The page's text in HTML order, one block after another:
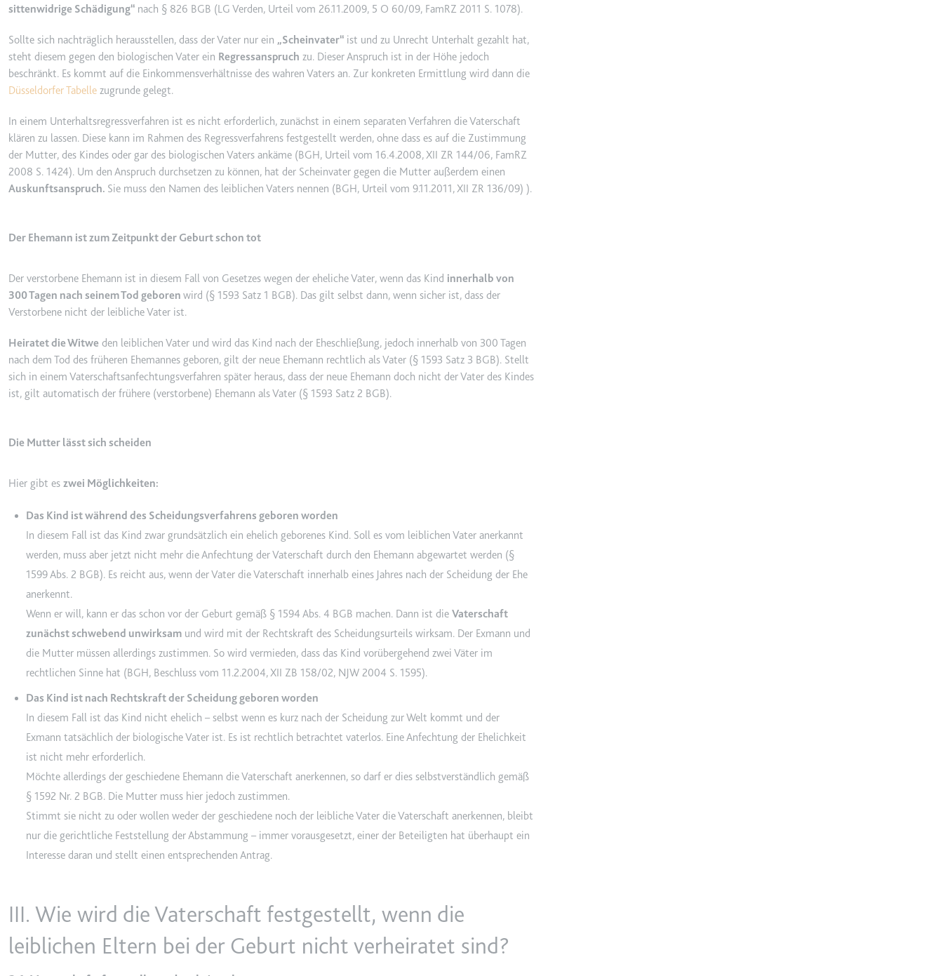
Anbieter:
youtube.com
Ablauf:
Sitzung
Typ:
HTTP-Cookie
LogsDatabaseV2:V#||LogsRequestsStore
Anbieter:
youtube.com
Zweck:
Wird verwendet, um die Interaktion der Nutzer mit eingebetteten Inhalten zu verfolgen.
Ablauf:
Beständig
Anbieter:
youtube.com
Zweck:
Notwendig für die Implementierung und Funktionalität von YouTube-Videoinhalten auf der Website.
Typ:
IndexedDB
TESTCOOKIESENABLED
yt-icons-last-purged
Anbieter:
youtube.com
Zweck:
Notwendig für die Implementierung und Funktionalität von YouTube-Videoinhalten auf der Website.
Typ:
HTML Local Storage
Zweck:
Wird verwendet, um die Interaktion der Nutzer mit eingebetteten Inhalten zu verfolgen.
YtIdbMeta#databases
Anbieter:
youtube.com
Zweck:
Wird verwendet, um die Interaktion der Nutzer mit eingebetteten Inhalten zu verfolgen.
Ablauf:
Beständig
sittenwidrige Schädigung
nach § 826 BGB (LG Verden, Urteil vom 26.11.2009, 5 O 60/09, FamRZ 2011 S. 1078).
Sollte sich nachträglich herausstellen, dass der Vater nur ein Scheinvater
ist und zu Unrecht Unterhalt gezahlt hat,
steht diesem gegen den biologischen Vater ein Regressanspruch zu. Dieser Anspruch ist in der Höhe jedoch
beschränkt. Es kommt auf die Einkommensverhältnisse des wahren Vaters an. Zur konkreten Ermittlung wird dann die
Düsseldorfer Tabelle zugrunde gelegt.
In einem Unterhaltsregressverfahren ist es nicht erforderlich, zunächst in einem separaten Verfahren die Vaterschaft
klären zu lassen. Diese kann im Rahmen des Regressverfahrens festgestellt werden, ohne dass es auf die Zustimmung
der Mutter, des Kindes oder gar des biologischen Vaters ankäme (BGH, Urteil vom 16.4.2008, XII ZR 144/06, FamRZ
2008 S. 1424). Um den Anspruch durchsetzen zu können, hat der Scheinvater gegen die Mutter außerdem einen
Auskunftsanspruch. Sie muss den Namen des leiblichen Vaters nennen (BGH, Urteil vom 9.11.2011, XII ZR 136/09) ).
Der Ehemann ist zum Zeitpunkt der Geburt schon tot
Der verstorbene Ehemann ist in diesem Fall von Gesetzes wegen der eheliche Vater, wenn das Kind innerhalb von
300 Tagen nach seinem Tod geboren wird (§ 1593 Satz 1 BGB). Das gilt selbst dann, wenn sicher ist, dass der
Verstorbene nicht der leibliche Vater ist.
Heiratet die Witwe den leiblichen Vater und wird das Kind nach der Eheschließung, jedoch innerhalb von 300 Tagen
nach dem Tod des früheren Ehemannes geboren, gilt der neue Ehemann rechtlich als Vater (§ 1593 Satz 3 BGB). Stellt
sich in einem Vaterschaftsanfechtungsverfahren später heraus, dass der neue Ehemann doch nicht der Vater des Kindes
ist, gilt automatisch der frühere (verstorbene) Ehemann als Vater (§ 1593 Satz 2 BGB).
Die Mutter lässt sich scheiden
Hier gibt es zwei Möglichkeiten:
Das Kind ist während des Scheidungsverfahrens geboren worden
In diesem Fall ist das Kind zwar grundsätzlich ein ehelich geborenes Kind. Soll es vom leiblichen Vater anerkannt
werden, muss aber jetzt nicht mehr die Anfechtung der Vaterschaft durch den Ehemann abgewartet werden (§
1599 Abs. 2 BGB). Es reicht aus, wenn der Vater die Vaterschaft innerhalb eines Jahres nach der Scheidung der Ehe
anerkennt.
Wenn er will, kann er das schon vor der Geburt gemäß § 1594 Abs. 4 BGB machen. Dann ist die Vaterschaft
zunächst schwebend unwirksam und wird mit der Rechtskraft des Scheidungsurteils wirksam. Der Exmann und
die Mutter müssen allerdings zustimmen. So wird vermieden, dass das Kind vorübergehend zwei Väter im
rechtlichen Sinne hat (BGH, Beschluss vom 11.2.2004, XII ZB 158/02, NJW 2004 S. 1595).
Das Kind ist nach Rechtskraft der Scheidung geboren worden
In diesem Fall ist das Kind nicht ehelich – selbst wenn es kurz nach der Scheidung zur Welt kommt und der
Exmann tatsächlich der biologische Vater ist. Es ist rechtlich betrachtet vaterlos. Eine Anfechtung der Ehelichkeit
ist nicht mehr erforderlich.
Möchte allerdings der geschiedene Ehemann die Vaterschaft anerkennen, so darf er dies selbstverständlich gemäß
§ 1592 Nr. 2 BGB. Die Mutter muss hier jedoch zustimmen.
Stimmt sie nicht zu oder wollen weder der geschiedene noch der leibliche Vater die Vaterschaft anerkennen, bleibt
nur die gerichtliche Feststellung der Abstammung – immer vorausgesetzt, einer der Beteiligten hat überhaupt ein
Interesse daran und stellt einen entsprechenden Antrag.
III. Wie wird die Vaterschaft festgestellt, wenn die
leiblichen Eltern bei der Geburt nicht verheiratet sind?